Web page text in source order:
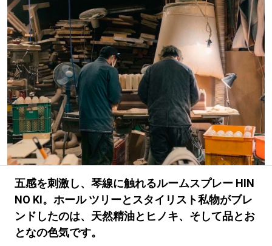
#注目のタグ
#SHOPPING ADDICT #憧れの逸品
#ESSENTIAL DESIGNS #古着サミット
#NEW VINTAGE #マイナーグッド図鑑
#路地裏てぃーん。 #MONTHLY JOURNAL
#GH 銘品の所以 #フイナムのYouTube
#Commune H #FOCUS IT #AH.H
#ととけん #FASHION #MUSIC #MOVIE
#LIFESTYLE #SNEAKER #OUTDOOR
#SPORTS #HANDSOME HANDBOOK
五感を刺激し、琴線に触れるルームスプレー HIN
NO KI。ホール ツリーとスタイリスト私物がブレ
ンドしたのは、天然精油とヒノキ、そして品とお
となの色気です。